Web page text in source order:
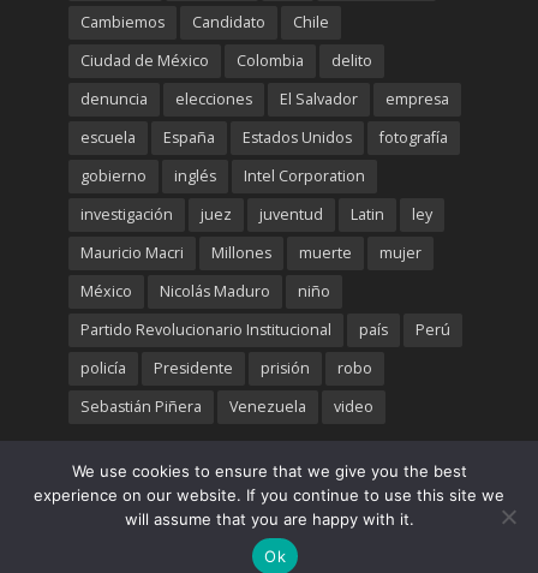
Cambiemos
Candidato
Chile
Ciudad de México
Colombia
delito
denuncia
elecciones El Salvador
empresa
escuela
España Estados Unidos
fotografía
gobierno
inglés
Intel Corporation
investigación
juez juventud Latin
ley
Mauricio Macri
Millones muerte
mujer
México
Nicolás Maduro
niño
Partido Revolucionario Institucional
país
Perú
policía
Presidente prisión
robo
Sebastián Piñera
Venezuela video
Copyright © 2016. Created byTrendsLatinos .
We use cookies to ensure that we give you the best
experience on our website. If you continue to use this site we
will assume that you are happy with it.
Ok